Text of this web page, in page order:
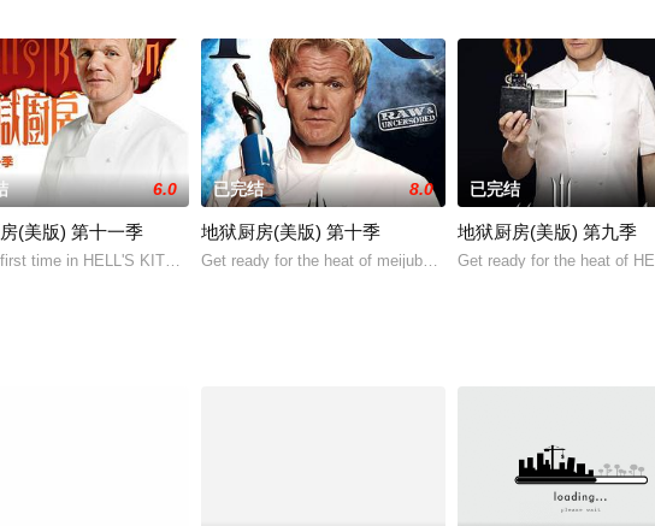
as
6.0
(美版) 第十一季
time in HELL'S KITCHEN history, the la
已完结 8.0
地狱厨房(美版) 第十季
Get ready for the heat of meijubar HELL'S KITCHEN as
已完结
地狱厨房(美版) 第九季
Get ready for the heat of